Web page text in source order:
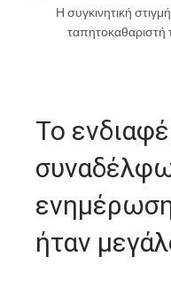
Η συγκινητική
ταπητοκαθαριστή
Το
ήταν